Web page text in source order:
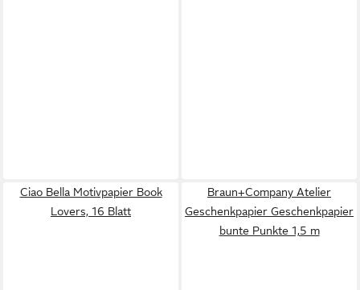
Ciao Bella Motivpapier Book
Lovers, 16 Blatt
Braun+Company Atelier
Geschenkpapier Geschenkpapier
bunte Punkte 1,5 m